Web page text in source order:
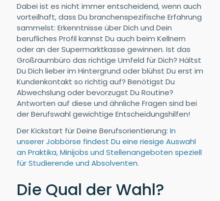
Dabei ist es nicht immer entscheidend, wenn auch
vorteilhaft, dass Du branchenspezifische Erfahrung
sammelst: Erkenntnisse über Dich und Dein
berufliches Profil kannst Du auch beim Kellnern
oder an der Supermarktkasse gewinnen. Ist das
Großraumbüro das richtige Umfeld für Dich? Hältst
Du Dich lieber im Hintergrund oder blühst Du erst im
Kundenkontakt so richtig auf? Benötigst Du
Abwechslung oder bevorzugst Du Routine?
Antworten auf diese und ähnliche Fragen sind bei
der Berufswahl gewichtige Entscheidungshilfen!
Der Kickstart für Deine Berufsorientierung: In
unserer Jobbörse findest Du eine riesige Auswahl
an Praktika, Minijobs und Stellenangeboten speziell
für Studierende und Absolventen.
Die Qual der Wahl?